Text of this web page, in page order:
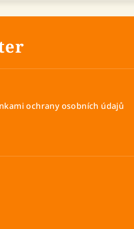
ochrany osobních údajů